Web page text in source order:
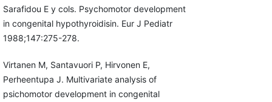
Sarafidou E y cols. Psychomotor development
in congenital hypothyroidisin. Eur J Pediatr
1988;147:275-278.
Virtanen M, Santavuori P, Hirvonen E,
Perheentupa J. Multivariate analysis of
psichomotor development in congenital